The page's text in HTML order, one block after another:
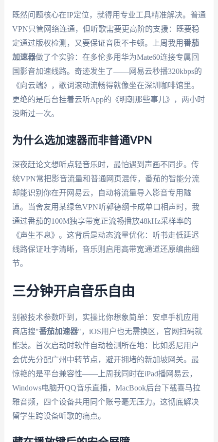
既然问题核心在IP定位，就得用专业工具精准解决。普通
VPN只管网络连通，但听歌需要更高阶的支援：既要稳
定通过版权检测，又要保证音质不卡顿。上周我用番茄
加速器做了个实验：在多伦多用华为Mate60连接专属回
国影音加速线路。奇迹发生了——网易云秒播320kbps的
《向云端》，歌词滚动流畅得就像坐在深圳咖啡馆里。
更绝的是后台挂着云听App的《明朝那些事儿》，两小时
没断过一次。
为什么选加速器而非普通VPN
深夜赶论文想听点轻音乐时，最怕遇到声画不同步。传
统VPN常把影音流量和普通网页混传，番茄的智能分流
却能识别你在开网易云，自动将流量导入影音专用隧
道。当舍友用某绿色VPN听郭德纲卡成单口相声时，我
通过番茄的100M独享带宽正流畅播放48kHz采样率的
《声生不息》。这背后是动态流量优化：听书走低延迟
线路保证吐字清晰，音乐则启用高带宽通道还原编曲细
节。
三分钟开启音乐自由
别被技术参数吓到，实操比你想象简单：安卓手机应用
商店搜"番茄加速器"，iOS用户也无需换区，官网扫码就
能装。首次启动时软件自动检测所在地：比如悉尼用户
会优先分配广州中转节点，避开拥堵的新加坡网关。最
惊艳的是平台兼容性——上周我同时在iPad播网易云，
Windows电脑开QQ音乐直播，MacBook后台下载喜马拉
雅音频，四个设备共用同个账号毫无压力。这彻底解决
留学生跨设备听歌的痛点。